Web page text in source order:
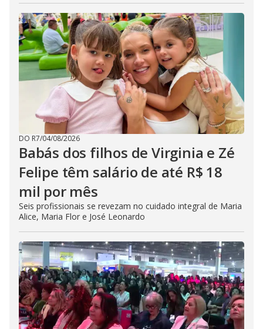
DO R7/04/08/2026
Babás dos filhos de Virginia e Zé
Felipe têm salário de até R$ 18
mil por mês
Seis profissionais se revezam no cuidado integral de Maria
Alice, Maria Flor e José Leonardo